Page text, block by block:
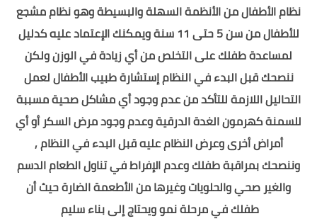
نظام الأطفال من الأنظمة السهلة والبسيطة وهو نظام مشجع
للأطفال من سن 5 حتى 11 سنة ويمكنك الإعتماد عليه كدليل
لمساعدة طفلك على التخلص من أي زيادة في الوزن ولكن
ننصحك قبل البدء في النظام إستشارة طبيب الأطفال لعمل
التحاليل اللازمة للتأكد من عدم وجود أي مشاكل صحية مسببة
للسمنة كهرمون الغدة الدرقية وعدم وجود مرض السكر أو أي
أمراض أخرى وعرض النظام عليه قبل البدء في النظام ,
وننصحك بمراقبة طفلك وعدم الإفراط في تناول الطعام الدسم
والغير صحي والحلويات وغيرها من الأطعمة الضارة حيث أن
طفلك في مرحلة نمو ويحتاج إلى بناء سليم